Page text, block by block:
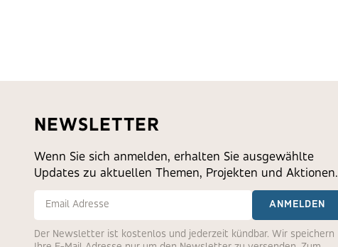
NEWSLETTER
Wenn Sie sich anmelden, erhalten Sie ausgewählte
Updates zu aktuellen Themen, Projekten und Aktionen.
E-Mail-Adresse
ANMELDEN
Der Newsletter ist kostenlos und jederzeit kündbar. Wir speichern